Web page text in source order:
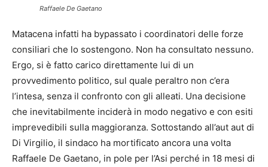
Raffaele De Gaetano
Matacena infatti ha bypassato i coordinatori delle forze
consiliari che lo sostengono. Non ha consultato nessuno.
Ergo, si è fatto carico direttamente lui di un
provvedimento politico, sul quale peraltro non c’era
l’intesa, senza il confronto con gli alleati. Una decisione
che inevitabilmente inciderà in modo negativo e con esiti
imprevedibili sulla maggioranza. Sottostando all’aut aut di
Di Virgilio, il sindaco ha mortificato ancora una volta
Raffaele De Gaetano, in pole per l’Asi perché in 18 mesi di